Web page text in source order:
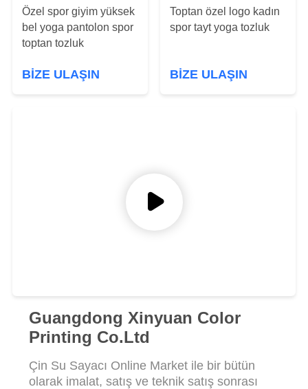
SITE
HARITASI
Özel spor giyim yüksek
bel yoga pantolon spor
toptan tozluk
BIZE ULAŞIN
Toptan özel logo kadın
spor tayt yoga tozluk
BIZE ULAŞIN
Guangdong Xinyuan Color
Printing Co.Ltd
Çin Su Sayacı Online Market ile bir bütün
olarak imalat, satış ve teknik satış sonrası